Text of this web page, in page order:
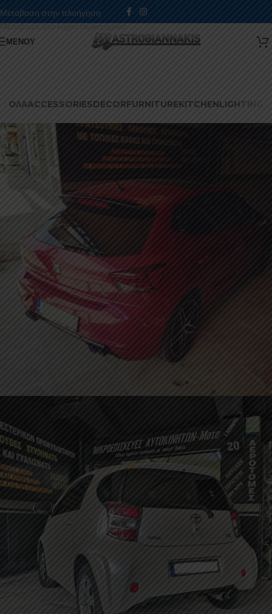
Μετάβαση στην πλοήγηση
Μετάβαση στο κύριο περιεχόμενο
ΜΕΝΟΎ
ΌΛΑACCESSORIESDECORFURNITUREKITCHENLIGHTING